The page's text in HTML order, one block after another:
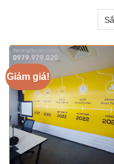
Giảm giá!